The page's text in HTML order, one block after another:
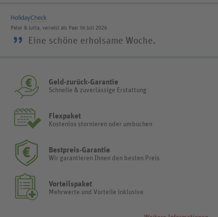
Peter & Jutta, verreist als Paar im Juli 2026
” Eine schöne erholsame Woche.
Geld-zurück-Garantie
Schnelle & zuverlässige Erstattung
Flexpaket
Kostenlos stornieren oder umbuchen
Bestpreis-Garantie
Wir garantieren Ihnen den besten Preis
Vorteilspaket
Mehrwerte und Vorteile inklusive